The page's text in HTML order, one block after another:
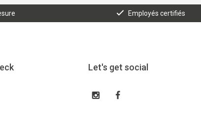
Employés certifiés
Let's get social